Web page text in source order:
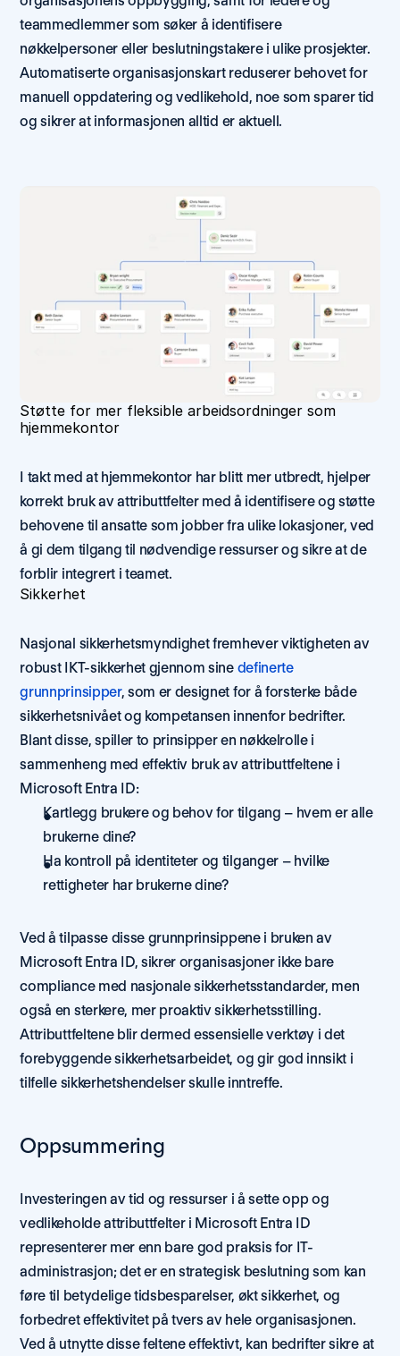
teammedlemmer som søker å identifisere
nøkkelpersoner eller beslutningstakere i ulike prosjekter.
Automatiserte organisasjonskart reduserer behovet for
manuell oppdatering og vedlikehold, noe som sparer tid
og sikrer at informasjonen alltid er aktuell.
Støtte for mer fleksible arbeidsordninger som
hjemmekontor
I takt med at hjemmekontor har blitt mer utbredt, hjelper
korrekt bruk av attributtfelter med å identifisere og støtte
behovene til ansatte som jobber fra ulike lokasjoner, ved
å gi dem tilgang til nødvendige ressurser og sikre at de
forblir integrert i teamet.
Sikkerhet
Nasjonal sikkerhetsmyndighet fremhever viktigheten av
robust IKT-sikkerhet gjennom sine definerte
grunnprinsipper, som er designet for å forsterke både
sikkerhetsnivået og kompetansen innenfor bedrifter.
Blant disse, spiller to prinsipper en nøkkelrolle i
sammenheng med effektiv bruk av attributtfeltene i
Microsoft Entra ID:
Kartlegg brukere og behov for tilgang – hvem er alle
brukerne dine?
Ha kontroll på identiteter og tilganger – hvilke
rettigheter har brukerne dine?
Ved å tilpasse disse grunnprinsippene i bruken av
Microsoft Entra ID, sikrer organisasjoner ikke bare
compliance med nasjonale sikkerhetsstandarder, men
også en sterkere, mer proaktiv sikkerhetsstilling.
Attributtfeltene blir dermed essensielle verktøy i det
forebyggende sikkerhetsarbeidet, og gir god innsikt i
tilfelle sikkerhetshendelser skulle inntreffe.
Oppsummering
Investeringen av tid og ressurser i å sette opp og
vedlikeholde attributtfelter i Microsoft Entra ID
representerer mer enn bare god praksis for IT-
administrasjon; det er en strategisk beslutning som kan
føre til betydelige tidsbesparelser, økt sikkerhet, og
forbedret effektivitet på tvers av hele organisasjonen.
Ved å utnytte disse feltene effektivt, kan bedrifter sikre at